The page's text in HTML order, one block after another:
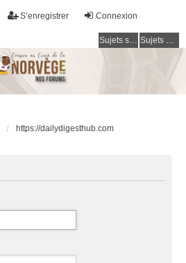
Connexion
S’enregistrer
Sujets sans réponse Sujets actifs
https://dailydigesthub.com